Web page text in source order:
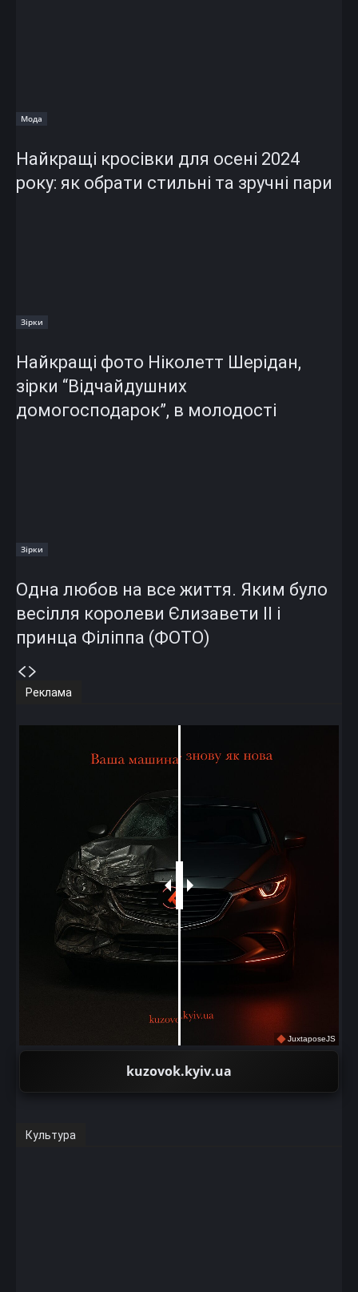
Мода
Найкращі кросівки для осені 2024
року: як обрати стильні та зручні пари
Зірки
Найкращі фото Ніколетт Шерідан,
зірки “Відчайдушних
домогосподарок”, в молодості
Зірки
Одна любов на все життя. Яким було
весілля королеви Єлизавети II і
принца Філіппа (ФОТО)
Реклама
JuxtaposeJS
kuzovok.kyiv.ua
Культура